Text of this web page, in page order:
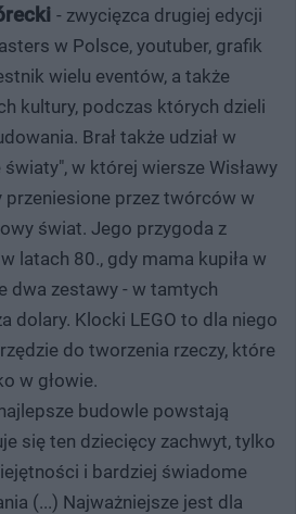
- zwycięzca drugiej edycji
w Polsce, youtuber, grafik
wielu eventów, a także
kultury, podczas których dzieli
Brał także udział w
w której wiersze Wisławy
przeniesione przez twórców w
świat. Jego przygoda z
latach 80., gdy mama kupiła w
dwa zestawy - w tamtych
dolary. Klocki LEGO to dla niego
do tworzenia rzeczy, które
w głowie.
budowle powstają
się ten dziecięcy zachwyt, tylko
i bardziej świadome
(...) Najważniejsze jest dla